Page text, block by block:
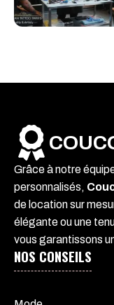
Grâce à notre
personnalisés,
de location sur
élégante ou une
vous garantissons
NOS CONSEILS